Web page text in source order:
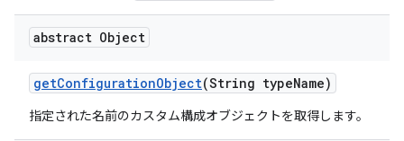
abstract Object
getConfigurationObject(String typeName)
指定された名前のカスタム構成オブジェクトを取得します。